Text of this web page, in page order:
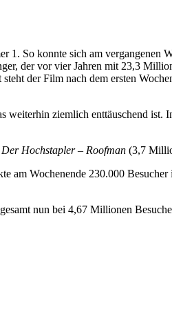
1. So konnte sich am vergangenen
der vor vier Jahren mit 23,3
der Film nach dem ersten
ziemlich enttäuschend ist.
Der Hochstapler – Roofman (3,7
am Wochenende 230.000
nun bei 4,67 Millionen